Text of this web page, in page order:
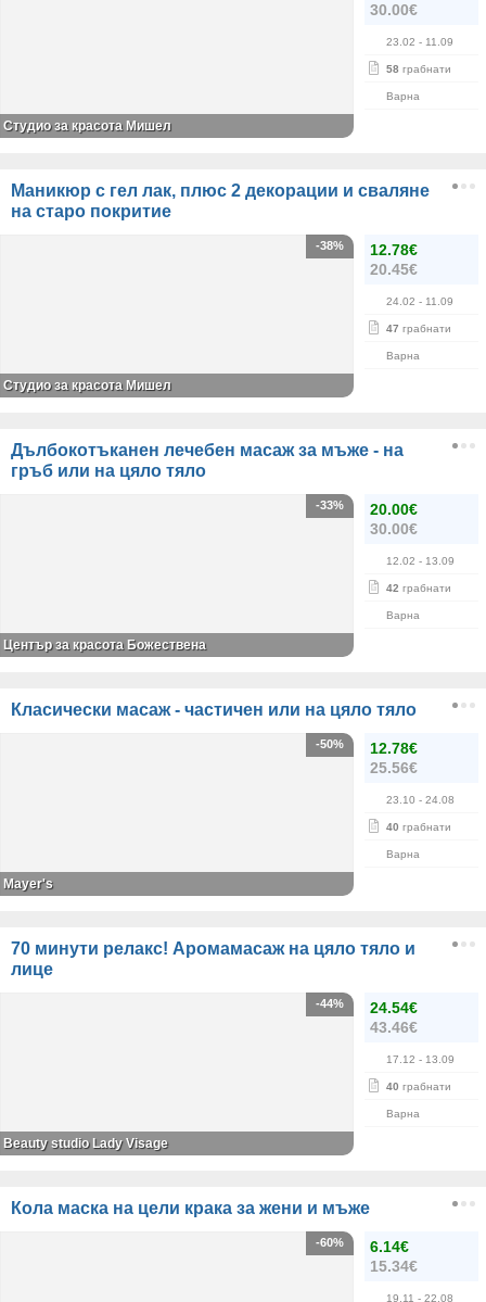
30.00€
23.02 - 11.09
58 грабнати
Варна
Студио за красота Мишел
Маникюр с гел лак, плюс 2 декорации и сваляне
на старо покритие
12.78€
20.45€
24.02 - 11.09
47 грабнати
Варна
-38%
Студио за красота Мишел
Дълбокотъканен лечебен масаж за мъже - на
гръб или на цяло тяло
20.00€
30.00€
12.02 - 13.09
42 грабнати
Варна
-33%
Център за красота Божествена
Класически масаж - частичен или на цяло тяло
12.78€
25.56€
23.10 - 24.08
40 грабнати
Варна
-50%
Mayer's
70 минути релакс! Аромамасаж на цяло тяло и
лице
24.54€
43.46€
17.12 - 13.09
40 грабнати
Варна
-44%
Beauty studio Lady Visage
Кола маска на цели крака за жени и мъже
6.14€
15.34€
19.11 - 22.08
-60%